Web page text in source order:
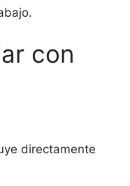
con
directamente